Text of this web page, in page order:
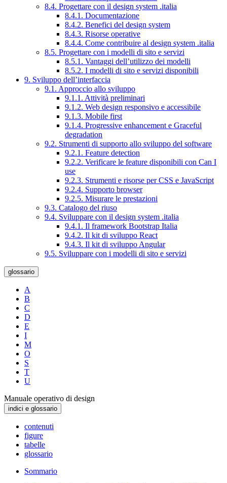
8.4. Progettare con il design system .italia
8.4.1. Documentazione
8.4.2. Benefici del design system
8.4.3. Risorse operative
8.4.4. Come contribuire al design system .italia
8.5. Progettare con i modelli di sito e servizi
8.5.1. Vantaggi dell’utilizzo dei modelli
8.5.2. I modelli di sito e servizi disponibili
9. Sviluppo dell’interfaccia
9.1. Approccio allo sviluppo
9.1.1. Attività preliminari
9.1.2. Web design responsivo e accessibile
9.1.3. Mobile first
9.1.4. Progressive enhancement e Graceful
degradation
9.2. Strumenti di supporto allo sviluppo del software
9.2.1. Feature detection
9.2.2. Verificare le feature disponibili con Can I
use
9.2.3. Strumenti e risorse per CSS e JavaScript
9.2.4. Supporto browser
9.2.5. Misurare le prestazioni
9.3. Catalogo del riuso
9.4. Sviluppare con il design system .italia
9.4.1. Il framework Bootstrap Italia
9.4.2. Il kit di sviluppo React
9.4.3. Il kit di sviluppo Angular
9.5. Sviluppare con i modelli di sito e servizi
glossario
A
B
C
D
E
I
M
O
S
T
U
Manuale operativo di design
indici e glossario
contenuti
figure
tabelle
glossario
Sommario